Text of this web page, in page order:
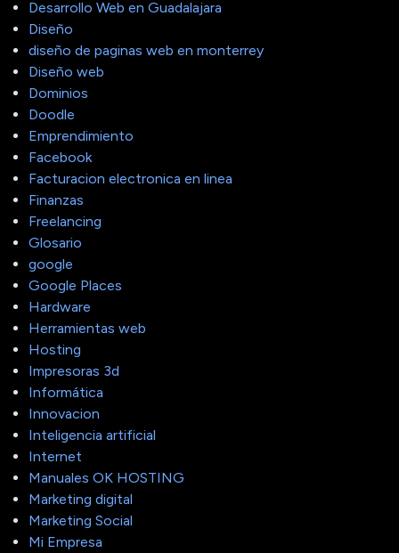
Desarrollo Web en Guadalajara
Diseño
diseño de paginas web en monterrey
Diseño web
Dominios
Doodle
Emprendimiento
Facebook
Facturacion electronica en linea
Finanzas
Freelancing
Glosario
google
Google Places
Hardware
Herramientas web
Hosting
Impresoras 3d
Informática
Innovacion
Inteligencia artificial
Internet
Manuales OK HOSTING
Marketing digital
Marketing Social
Mi Empresa